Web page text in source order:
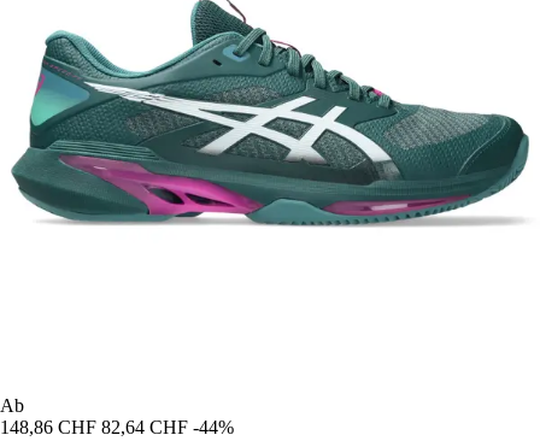
Ab
148,86 CHF 82,64 CHF -44%